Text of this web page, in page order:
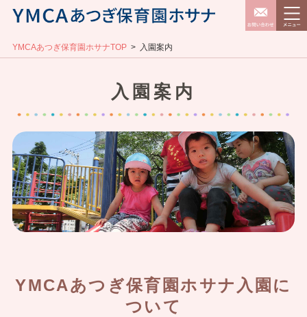
YMCAあつぎ保育園ホサナTOP 入園案内
入園案内
YMCAあつぎ保育園ホサナ入園に
ついて